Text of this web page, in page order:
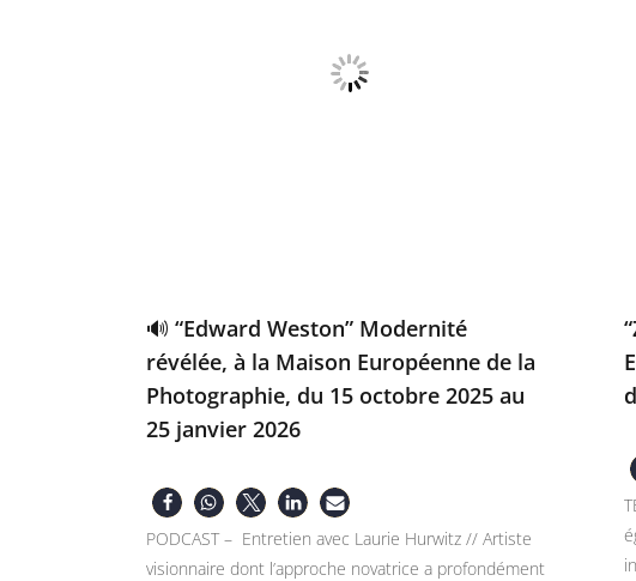
🔊 “Edward Weston” Modernité
révélée, à la Maison Européenne de la
Photographie, du 15 octobre 2025 au
25 janvier 2026
PODCAST – Entretien avec Laurie Hurwitz // Artiste
visionnaire dont l’approche novatrice a profondément